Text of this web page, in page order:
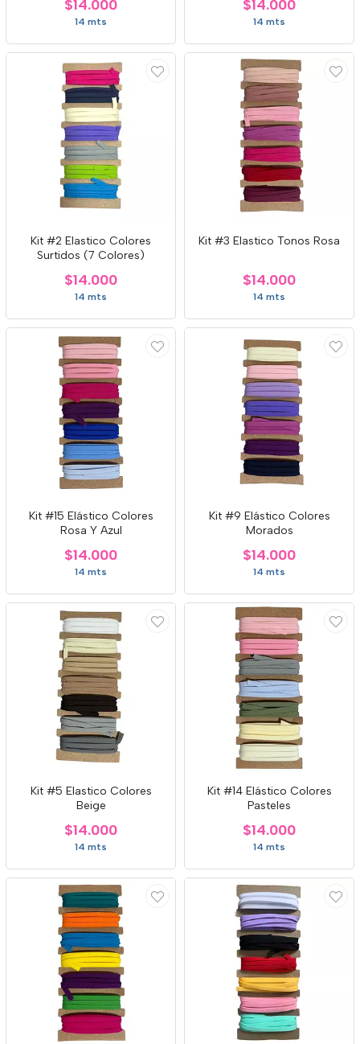
$14.000
14 mts
$14.000
14 mts
Kit #2 Elastico Colores
Surtidos (7 Colores)
$14.000
14 mts
Kit #3 Elastico Tonos Rosa
$14.000
14 mts
Kit #15 Elástico Colores
Rosa Y Azul
$14.000
14 mts
Kit #9 Elástico Colores
Morados
$14.000
14 mts
Kit #5 Elastico Colores
Beige
$14.000
14 mts
Kit #14 Elástico Colores
Pasteles
$14.000
14 mts